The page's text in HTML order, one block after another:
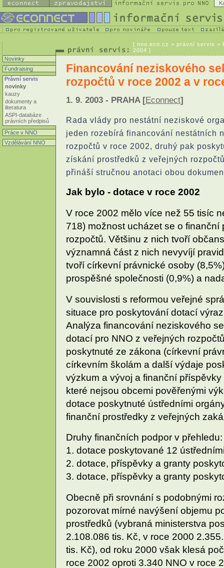
[ nno.ecn.cz > právní servis >
2004 ]
Novinky
Fundraising
Právní servis
novinky
kauzy
dokumenty a
literatura
ASPI-databáze
právních předpisů
Práce v NNO
Vzdělávání NNO
Financování neziskového
rozpočtů v roce 2002 a v
1. 9. 2003 - PRAHA [Econnect]
Rada vlády pro nestátní neziskové
jeden rozebírá financování nestátních
rozpočtů v roce 2002, druhý pak
získání prostředků z veřejných
přináší stručnou anotaci obou
Jak bylo - dotace v roce 2002
V roce 2002 mělo více než 55 tisíc
718) možnost ucházet se o
rozpočtů. Většinu z nich tvoří
významná část z nich nevyvíjí
tvoří církevní právnické osoby
prospěšné společnosti (0,9%) a
V souvislosti s reformou veřejné
situace pro poskytování dotací
Analýza financování neziskového
dotací pro NNO z veřejných
poskytnuté ze zákona (církevní
církevním školám a další výdaje
výzkum a vývoj a finanční
které nejsou obcemi pověřenými
dotace poskytnuté ústředními
finanční prostředky z veřejných
Druhy finančních podpor v přehledu:
1. dotace poskytované 12
2. dotace, příspěvky a granty
3. dotace, příspěvky a granty
Obecně při srovnání s podobnými
pozorovat mírné navýšení objemu
prostředků (vybraná ministerstva
2.108.086 tis. Kč, v roce 2000
tis. Kč), od roku 2000 však klesá
roce 2002 oproti 3.340 NNO v roce